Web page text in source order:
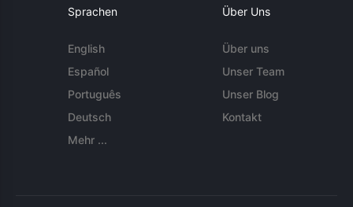
Sprachen
English
Español
Português
Deutsch
Mehr ...
Über Uns
Über uns
Unser Team
Unser Blog
Kontakt